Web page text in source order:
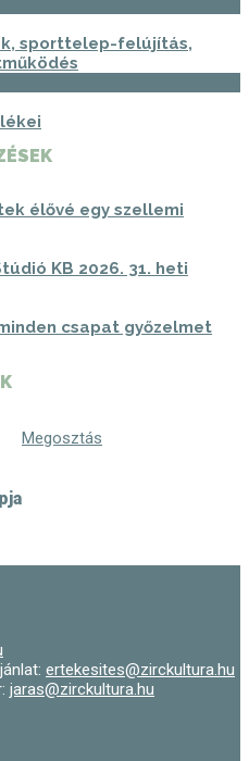
sporttelep-felújítás,
élővé egy szellemi
KB 2026. 31. heti
csapat győzelmet
Megosztás
ertekesites@zirckultura.hu
jaras@zirckultura.hu